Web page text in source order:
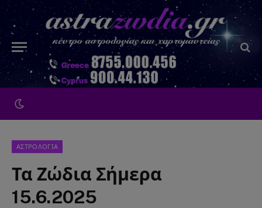
ΑΣΤΡΟΛΟΓΙΑ
Τα Ζώδια Σήμερα
15.6.2025